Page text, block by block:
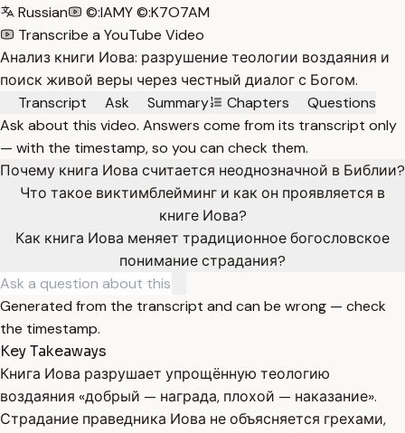
Russian
©:IAMY ©:K7O7AM
Transcribe a YouTube Video
Анализ книги Иова: разрушение теологии воздаяния и
поиск живой веры через честный диалог с Богом.
Transcript
Ask Summary Chapters
Questions
Ask about this video. Answers come from its transcript only
— with the timestamp, so you can check them.
Почему книга Иова считается неоднозначной в Библии?
Что такое виктимблейминг и как он проявляется в
книге Иова?
Как книга Иова меняет традиционное богословское
понимание страдания?
Generated from the transcript and can be wrong — check
the timestamp.
Key Takeaways
Книга Иова разрушает упрощённую теологию
воздаяния «добрый — награда, плохой — наказание».
Страдание праведника Иова не объясняется грехами,